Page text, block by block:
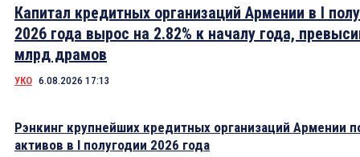
Капитал кредитных организаций Армении в I
2026 года вырос на 2.82% к началу года,
млрд драмов
УКО 6.08.2026 17:13
Рэнкинг крупнейших кредитных организаций Армении
активов в I полугодии 2026 года